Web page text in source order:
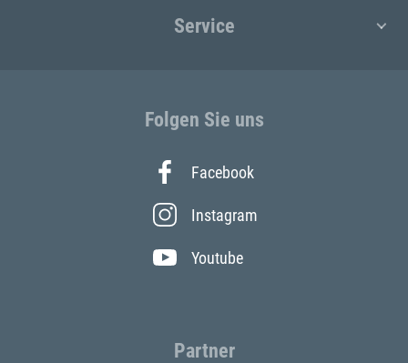
Service
Folgen Sie uns
Facebook
Instagram
Youtube
Partner